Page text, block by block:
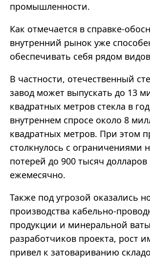
промышленности.
Как отмечается в справке-
внутренний рынок уже
обеспечивать себя рядом
В частности, отечественный
завод может выпускать до 13
квадратных метров стекла в
внутреннем спросе около 8
квадратных метров. При этом
столкнулось с ограничениями
потерей до 900 тысяч
ежемесячно.
Также под угрозой оказались
производства кабельно-
продукции и минеральной
разработчиков проекта, рост
привел к затовариванию